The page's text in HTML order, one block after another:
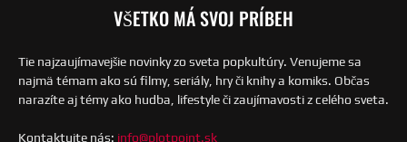
VŠETKO MÁ SVOJ PRÍBEH
Tie najzaujímavejšie novinky zo sveta popkultúry. Venujeme sa
najmä témam ako sú filmy, seriály, hry či knihy a komiks. Občas
narazíte aj témy ako hudba, lifestyle či zaujímavosti z celého sveta.
Kontaktujte nás: info@plotpoint.sk